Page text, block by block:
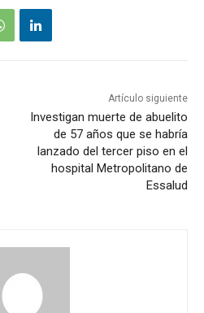
Artículo siguiente
Investigan muerte de abuelito
de 57 años que se habría
lanzado del tercer piso en el
hospital Metropolitano de
Essalud